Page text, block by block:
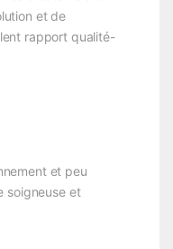
et de
rapport qualité-
et peu
soigneuse et